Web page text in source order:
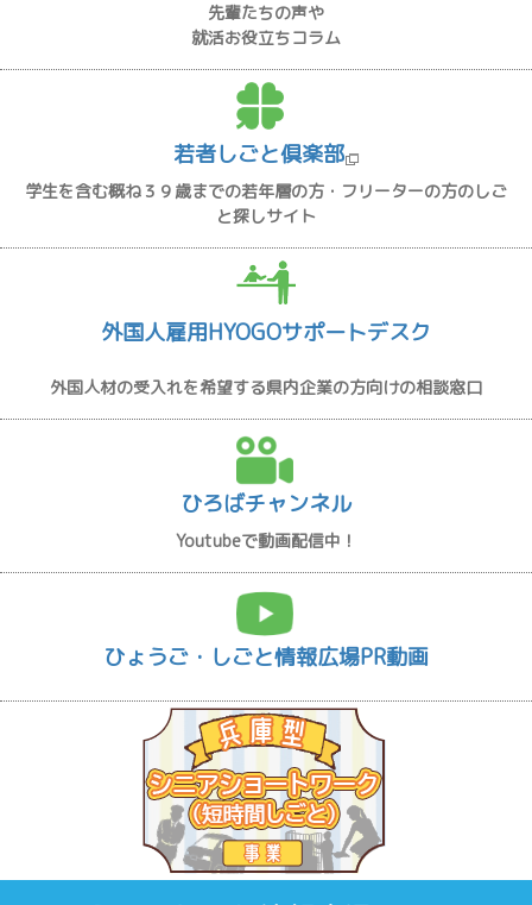
先輩たちの声や
就活お役立ちコラム
若者しごと倶楽部
学生を含む概ね３９歳までの若年層の方・フリーターの方のしご
と探しサイト
外国人雇用HYOGOサポートデスク
外国人材の受入れを希望する県内企業の方向けの相談窓口
ひろばチャンネル
Youtubeで動画配信中！
ひょうご・しごと情報広場PR動画